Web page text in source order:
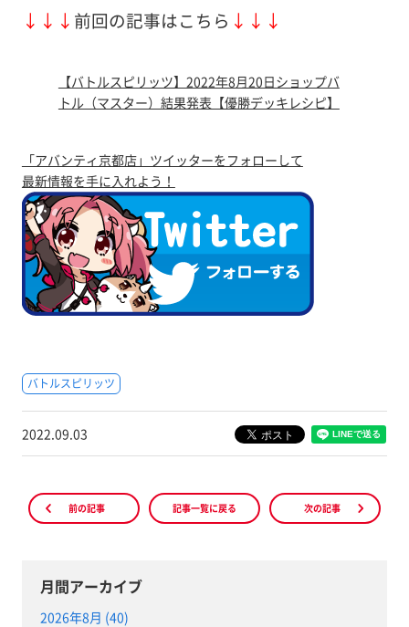
↓↓↓ 前回の記事はこちら ↓↓↓
【バトルスピリッツ】2022年8月20日ショップバ
トル（マスター）結果発表【優勝デッキレシピ】
「アバンティ京都店」ツイッターをフォローして
最新情報を手に入れよう！
バトルスピリッツ
2022.09.03
前の記事 記事一覧に戻る 次の記事
月間アーカイブ
2026年8月 (40)